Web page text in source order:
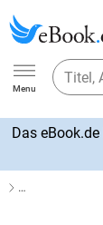
Ebook.de
Menu
Das eBook.de
…